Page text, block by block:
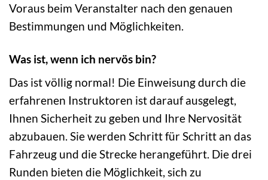
Voraus beim Veranstalter nach den genauen
Bestimmungen und Möglichkeiten.
Was ist, wenn ich nervös bin?
Das ist völlig normal! Die Einweisung durch die
erfahrenen Instruktoren ist darauf ausgelegt,
Ihnen Sicherheit zu geben und Ihre Nervosität
abzubauen. Sie werden Schritt für Schritt an das
Fahrzeug und die Strecke herangeführt. Die drei
Runden bieten die Möglichkeit, sich zu